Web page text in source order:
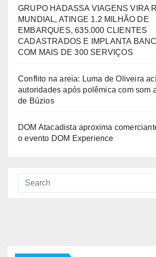
GRUPO HADASSA VIAGENS VIRA
MUNDIAL, ATINGE 1.2 MILHÃO DE
EMBARQUES, 635.000 CLIENTES
CADASTRADOS E IMPLANTA
COM MAIS DE 300 SERVIÇOS
Conflito na areia: Luma de Oliveira
autoridades após polêmica com som
de Búzios
DOM Atacadista aproxima
o evento DOM Experience